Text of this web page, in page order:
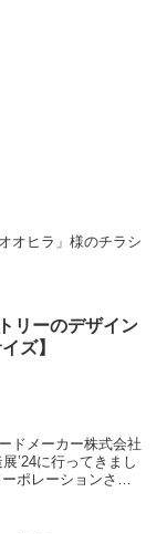
オヒラ」様のチラシ
リーのデザイン
ズ】
ドメーカー株式会社